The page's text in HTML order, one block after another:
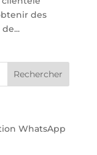
des
WhatsApp